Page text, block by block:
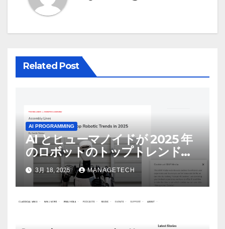
ョ
ン
Related Post
AI PROGRAMMING
AI とヒューマノイドが 2025 年
のロボットのトップトレンドに |
ASSEMBLY
3月 18, 2025 MANAGETECH